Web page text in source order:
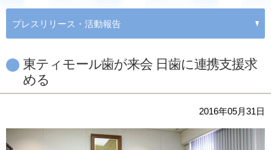
プレスリリース・活動報告
東ティモール歯が来会 日歯に連携支援求
める
2016年05月31日